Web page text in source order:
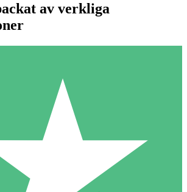
Kreditpaket
med nedladdningskrediter. Inget
1 Nedladdningar
av verkliga